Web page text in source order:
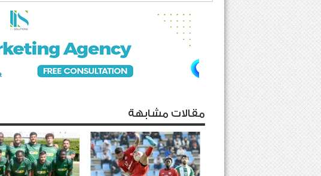
مقالات مشابهة